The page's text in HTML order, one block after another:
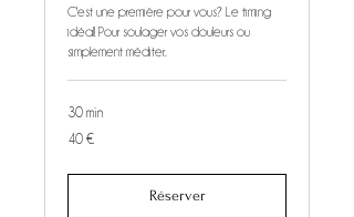
C'est une première pour vous? Le timing
idéal! Pour soulager vos douleurs ou
simplement méditer.
30 min
40
euros
40 €
Réserver